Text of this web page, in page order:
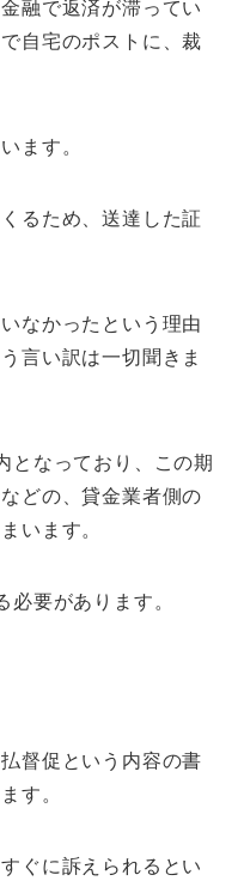
融で返済が滞ってい
自宅のポストに、裁
ます。
るため、送達した証
なかったという理由
言い訳は一切聞きま
となっており、この期
どの、貸金業者側の
います。
必要があります。
督促という内容の書
す。
ぐに訴えられるとい